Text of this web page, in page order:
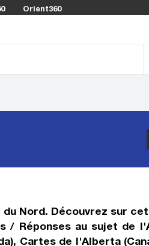
Orient360
Nord. Découvrez sur
/ Réponses au sujet de
Cartes de l'Alberta